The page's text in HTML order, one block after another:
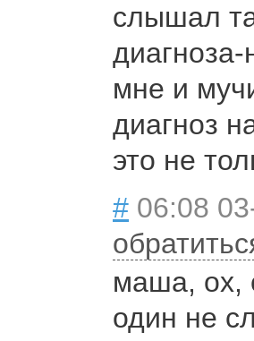
слышал
диагноза-
мне и
диагноз
это не
# 06:08
маша, ох,
один не